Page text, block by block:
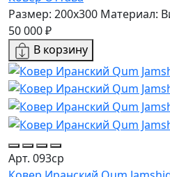
Размер: 200x300 Материал:
50 000 ₽
В корзину
Арт. 093ср